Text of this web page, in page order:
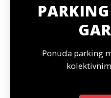
Ponuda parking